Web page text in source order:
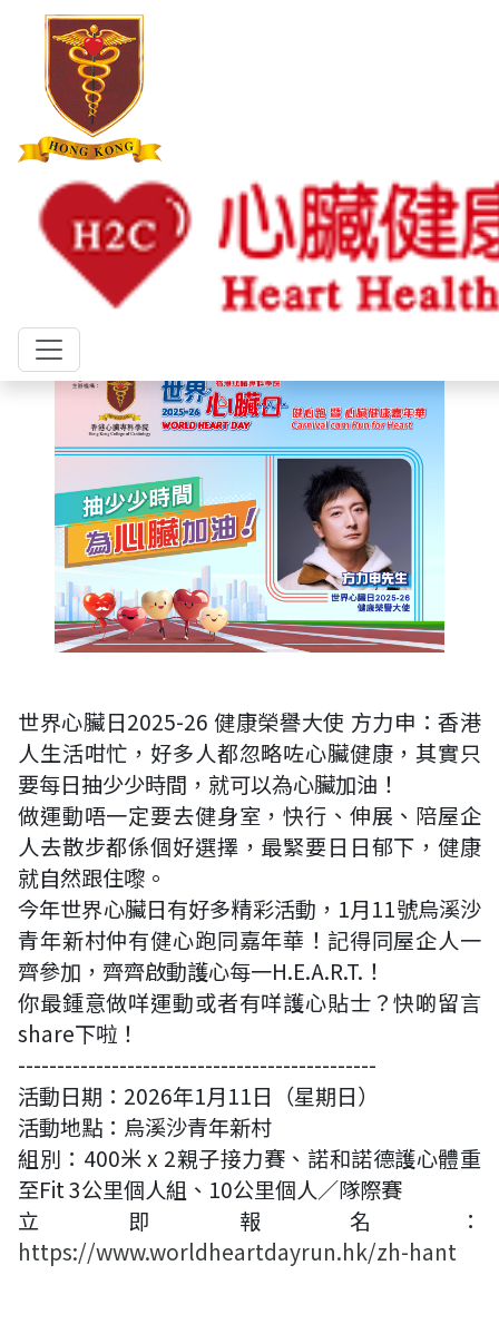
世界心臟日
2025 2024
2019
2018
主頁 世界心臟日 2025 AlexFong
世界心臟日2025-26 健康榮譽大使 方
力申：護心其實好簡單
日期: 2025年10月30日
世界心臟日2025-26 健康榮譽大使 方力申：香港
人生活咁忙，好多人都忽略咗心臟健康，其實只
要每日抽少少時間，就可以為心臟加油！
做運動唔一定要去健身室，快行、伸展、陪屋企
人去散步都係個好選擇，最緊要日日郁下，健康
就自然跟住嚟。
今年世界心臟日有好多精彩活動，1月11號烏溪沙
青年新村仲有健心跑同嘉年華！記得同屋企人一
齊參加，齊齊啟動護心每一H.E.A.R.T.！
你最鍾意做咩運動或者有咩護心貼士？快啲留言
share下啦！
----------------------------------------------
活動日期：2026年1月11日（星期日）
活動地點：烏溪沙青年新村
組別：400米 x 2親子接力賽、諾和諾德護心體重
至Fit 3公里個人組、10公里個人／隊際賽
立即報名：
https://www.worldheartdayrun.hk/zh-hant